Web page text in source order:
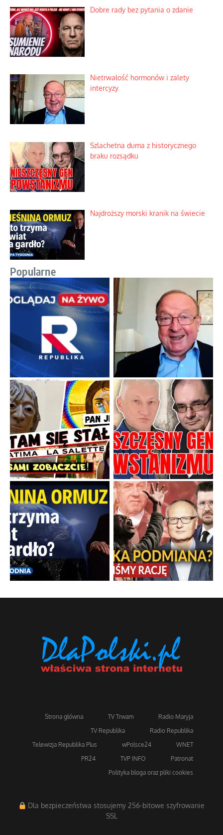
Dobre rady bez pytania o zdanie
Nietrwałość hormonów i zalety
intercyzy
Szlachetna duma z historycznego
braku rozsądku
Najdroższy morski kranik na świecie
Popularne
Strona główna TV Trwam
Radio Maryja
TV Republika
Radio Republika
Telewizja Republika Plus
wPolsce24
WNET
PR24
TVP INFO
Patronat
Polityka bloga oraz pliki cookies
Dla bezpieczeństwa stosujemy 256-bitowe szyfrowanie
SSL